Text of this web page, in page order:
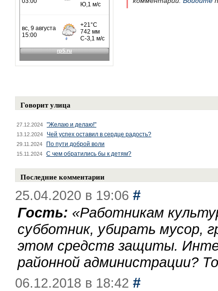
Говорит улица
27.12.2024 "Желаю и делаю!"
13.12.2024 Чей успех оставил в сердце радость?
29.11.2024 По пути доброй воли
15.11.2024 С чем обратились бы к детям?
Последние комментарии
25.04.2020 в 19:06 #
Гость: «Работникам
субботник, убирать мусор,
этом средств защиты.
районной администрации?
06.12.2018 в 18:42 #